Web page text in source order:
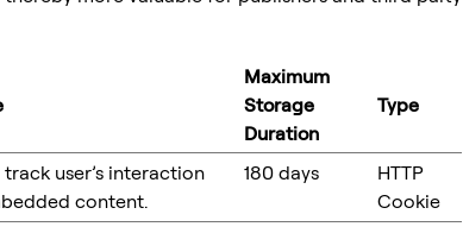
Maximum
Storage
Duration
Type
user’s interaction
content.
180 days
HTTP
Cookie